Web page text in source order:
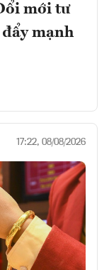
mới tư
mạnh
17:22, 08/08/2026